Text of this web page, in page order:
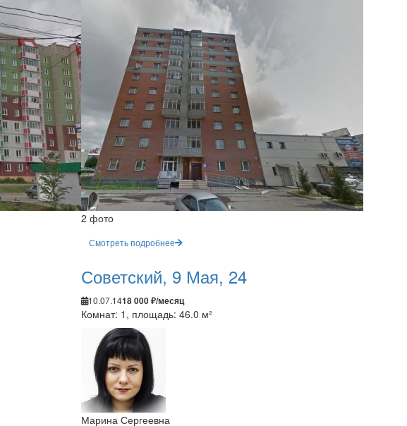
2 фото
Смотреть подробнее
Советский, 9 Мая, 24
10.07.1418 000 ₽/месяц
Комнат: 1, площадь: 46.0 м²
Марина Сергеевна